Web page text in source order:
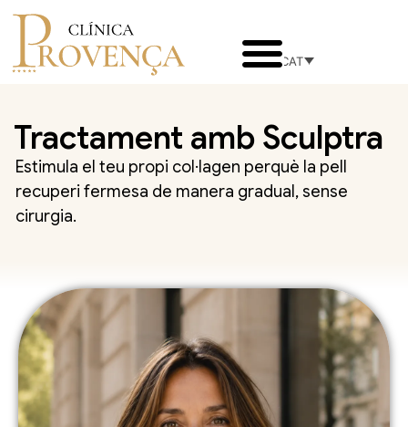
CAT
Tractament amb Sculptra
Estimula el teu propi col·lagen perquè la pell
recuperi fermesa de manera gradual, sense
cirurgia.